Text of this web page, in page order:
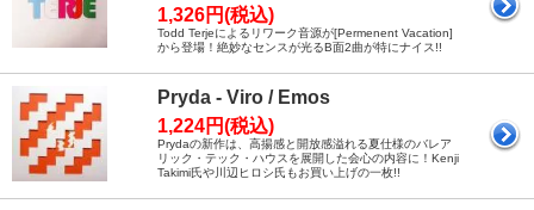
1,326円(税込)
Todd Terjeによるリワーク音源が[Permenent Vacation]
から登場！絶妙なセンスが光るB面2曲が特にナイス!!
Pryda - Viro / Emos
1,224円(税込)
Prydaの新作は、高揚感と開放感溢れる夏仕様のバレア
リック・テック・ハウスを展開した会心の内容に！Kenji
Takimi氏や川辺ヒロシ氏もお買い上げの一枚!!